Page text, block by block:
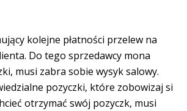
kolejne płatności przelew na
Do tego sprzedawcy mona
musi zabra sobie wysyksalowy.
pozyczki, które zobowizaj si
otrzymać swój pozyczk, musi